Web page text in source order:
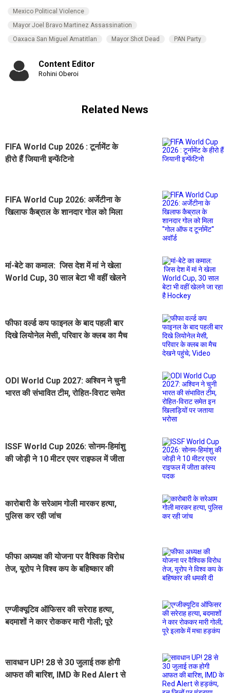
Mexico Political Violence
Mayor Joel Bravo Martinez Assassination
Oaxaca San Miguel Amatitlan
Mayor Shot Dead PAN Party
Content Editor
Rohini Oberoi
Related News
FIFA World Cup 2026 : टूर्नामेंट के
हीरो हैं जियानी इन्फेंटिनो
FIFA World Cup 2026: अर्जेटीना के
खिलाफ कैब्राल के शानदार गोल को मिला
मां-बेटे का कमाल: जिस देश में मां ने खेला
World Cup, 30 साल बेटा भी वहीं खेलने
फीफा वर्ल्ड कप फाइनल के बाद पहली बार
दिखे लियोनेल मेसी, परिवार के क्लब का मैच
ODI World Cup 2027: अश्विन ने चुनी
भारत की संभावित टीम, रोहित-विराट समेत
ISSF World Cup 2026: सोनम-हिमांशु
की जोड़ी ने 10 मीटर एयर राइफल में जीता
कारोबारी के सरेआम गोली मारकर हत्या,
पुलिस कर रही जांच
फीफा अध्यक्ष की योजना पर वैश्विक विरोध
तेज, यूरोप ने विश्व कप के बहिष्कार की
एग्जीक्यूटिव ऑफिसर की सरेराह हत्या,
बदमाशों ने कार रोककर मारी गोली; पूरे
सावधान UP! 28 से 30 जुलाई तक होगी
आफत की बारिश, IMD के Red Alert से